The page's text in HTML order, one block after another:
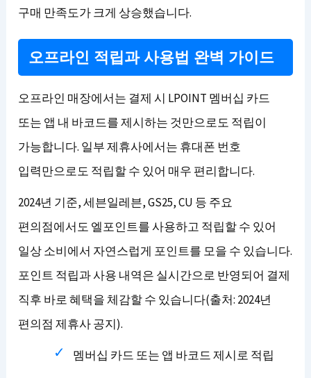
구매 만족도가 크게 상승했습니다.
오프라인 적립과 사용법 완벽 가이드
오프라인 매장에서는 결제 시 LPOINT 멤버십 카드
또는 앱 내 바코드를 제시하는 것만으로도 적립이
가능합니다. 일부 제휴사에서는 휴대폰 번호
입력만으로도 적립할 수 있어 매우 편리합니다.
2024년 기준, 세븐일레븐, GS25, CU 등 주요
편의점에서도 엘포인트를 사용하고 적립할 수 있어
일상 소비에서 자연스럽게 포인트를 모을 수 있습니다.
포인트 적립과 사용 내역은 실시간으로 반영되어 결제
직후 바로 혜택을 체감할 수 있습니다(출처: 2024년
편의점 제휴사 공지).
멤버십 카드 또는 앱 바코드 제시로 적립